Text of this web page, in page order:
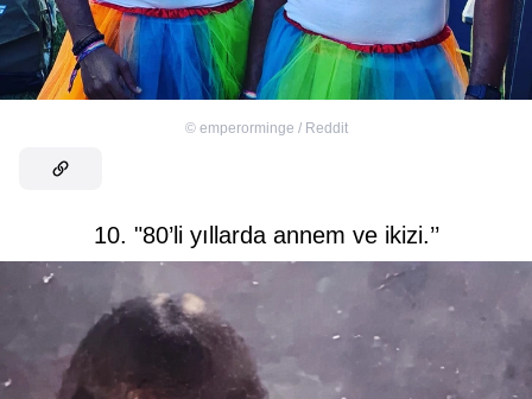
© emperorminge / Reddit
10. "80’li yıllarda annem ve ikizi.’’